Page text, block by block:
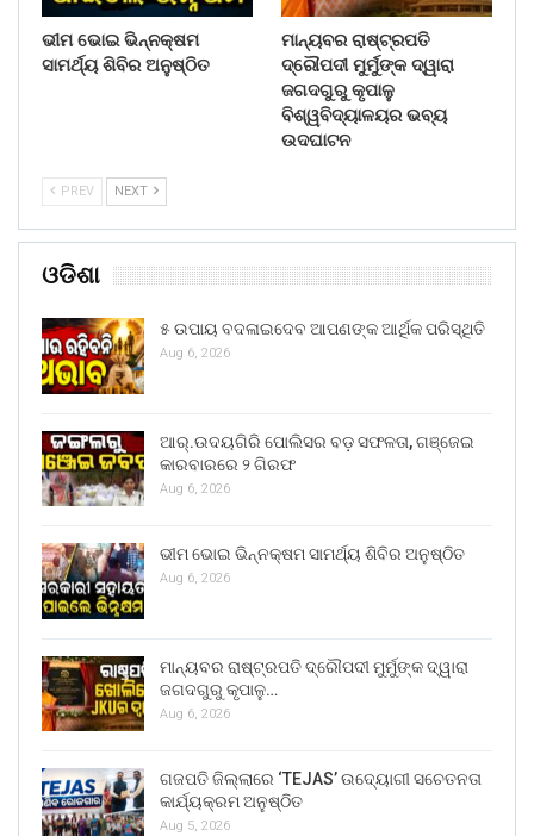
ଭୀମ ଭୋଇ ଭିନ୍ନକ୍ଷମ
ସାମର୍ଥ୍ୟ ଶିବିର ଅନୁଷ୍ଠିତ
ମାନ୍ୟବର ରାଷ୍ଟ୍ରପତି
ଦ୍ରୌପଦୀ ମୁର୍ମୁଙ୍କ ଦ୍ୱାରା
ଜଗଦଗୁରୁ କୃପାଳୁ
ବିଶ୍ୱବିଦ୍ୟାଳୟର ଭବ୍ୟ
ଉଦଘାଟନ
PREV NEXT
ଓଡିଶା
୫ ଉପାୟ ବଦଳାଇଦେବ ଆପଣଙ୍କ ଆର୍ଥିକ ପରିସ୍ଥିତି
Aug 6, 2026
ଆର୍.ଉଦୟଗିରି ପୋଲିସର ବଡ଼ ସଫଳତା, ଗଞ୍ଜେଇ
କାରବାରରେ ୨ ଗିରଫ
Aug 6, 2026
ଭୀମ ଭୋଇ ଭିନ୍ନକ୍ଷମ ସାମର୍ଥ୍ୟ ଶିବିର ଅନୁଷ୍ଠିତ
Aug 6, 2026
ମାନ୍ୟବର ରାଷ୍ଟ୍ରପତି ଦ୍ରୌପଦୀ ମୁର୍ମୁଙ୍କ ଦ୍ୱାରା
ଜଗଦଗୁରୁ କୃପାଳୁ…
Aug 6, 2026
ଗଜପତି ଜିଲ୍ଲାରେ ‘TEJAS’ ଉଦ୍ୟୋଗୀ ସଚେତନତା
କାର୍ଯ୍ୟକ୍ରମ ଅନୁଷ୍ଠିତ
Aug 5, 2026